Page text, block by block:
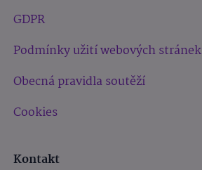
GDPR
Podmínky užití webových stránek
Obecná pravidla soutěží
Cookies
Kontakt